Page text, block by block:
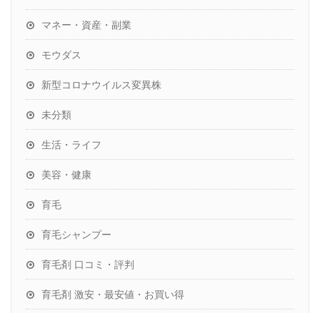
マネー・資産・副業
モウダス
新型コロナウイルス変異株
未分類
生活・ライフ
美容・健康
育毛
育毛シャンプー
育毛剤 口コミ・評判
育毛剤 激安・最安値・お買い得